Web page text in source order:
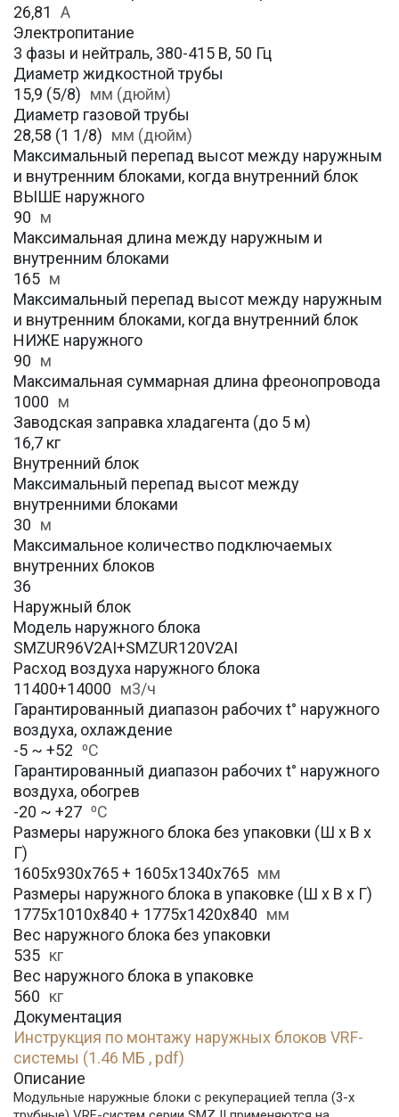
26,81
А
Электропитание
3 фазы и нейтраль, 380-415 В, 50 Гц
Диаметр жидкостной трубы
15,9 (5/8) мм (дюйм)
Диаметр газовой трубы
28,58 (1 1/8) мм (дюйм)
Максимальный перепад высот между наружным
и внутренним блоками, когда внутренний блок
ВЫШЕ наружного
90 м
Максимальная длина между наружным и
внутренним блоками
165 м
Максимальный перепад высот между наружным
и внутренним блоками, когда внутренний блок
НИЖЕ наружного
90 м
Максимальная суммарная длина фреонопровода
1000 м
Заводская заправка хладагента (до 5 м)
16,7 кг
Внутренний блок
Максимальный перепад высот между
внутренними блоками
30 м
Максимальное количество подключаемых
внутренних блоков
36
Наружный блок
Модель наружного блока
SMZUR96V2AI+SMZUR120V2AI
Расход воздуха наружного блока
11400+14000 м3/ч
Гарантированный диапазон рабочих t° наружного
воздуха, охлаждение
-5 ~ +52 ⁰С
Гарантированный диапазон рабочих t° наружного
воздуха, обогрев
-20 ~ +27 ⁰С
Размеры наружного блока без упаковки (Ш х В х
Г)
1605x930x765 + 1605x1340x765 мм
Размеры наружного блока в упаковке (Ш х В х Г)
1775x1010x840 + 1775x1420x840 мм
Вес наружного блока без упаковки
535 кг
Вес наружного блока в упаковке
560 кг
Документация
Инструкция по монтажу наружных блоков VRF-
системы (1.46 МБ , pdf)
Описание
Модульные наружные блоки с рекуперацией тепла (3-х